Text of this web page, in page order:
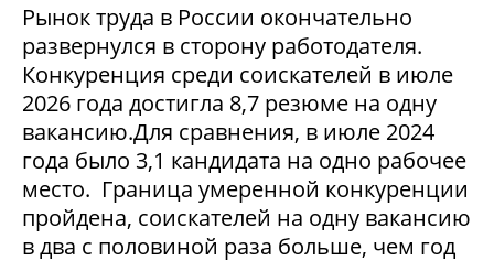
Рынок труда в России окончательно
развернулся в сторону работодателя.
Конкуренция среди соискателей в июле
2026 года достигла 8,7 резюме на одну
вакансию.Для сравнения, в июле 2024
года было 3,1 кандидата на одно рабочее
место. Граница умеренной конкуренции
пройдена, соискателей на одну вакансию
в два с половиной раза больше, чем год